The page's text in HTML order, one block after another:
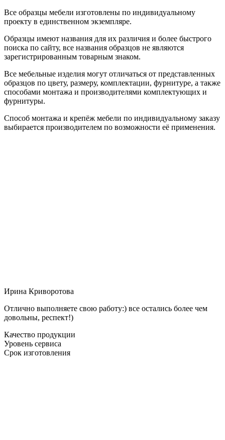
Все образцы мебели изготовлены по индивидуальному
проекту в единственном экземпляре.
Образцы имеют названия для их различия и более быстрого
поиска по сайту, все названия образцов не являются
зарегистрированным товарным знаком.
Все мебельные изделия могут отличаться от представленных
образцов по цвету, размеру, комплектации, фурнитуре, а также
способами монтажа и производителями комплектующих и
фурнитуры.
Способ монтажа и крепёж мебели по индивидуальному заказу
выбирается производителем по возможности её применения.
Ирина Криворотова
Отлично выполняете свою работу:) все остались более чем
довольны, респект!)
Качество продукции
Уровень сервиса
Срок изготовления